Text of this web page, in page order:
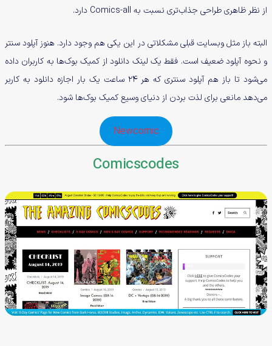
از نظر ظاهری طراحی جذاب‌تری نسبت به Comics-all دارد.
البته باز مثل وبسایت قبلی مشکلاتی در این یکی هم وجود دارد. هنوز آپلود سنتر
و نحوه آپلود ضعیف است. فقط یک لینک دانلود از کمیک بوک‌ها به کاربران داده
می‌شود تا باز هم آپلود سنتری که هر 24 ساعت یک بار اجازه دانلود به کاربر
می‌دهد مانعی برای لذت بردن از دنیای وسیع کمیک بوک‌ها شود.
Newcomic
Comicscodes